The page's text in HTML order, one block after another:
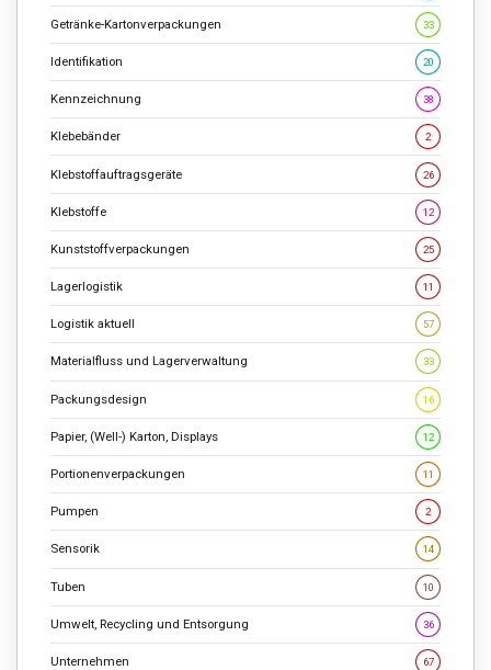
Getränke-Kartonverpackungen 33
Identifikation 20
Kennzeichnung 38
Klebebänder 2
Klebstoffauftragsgeräte 26
Klebstoffe 12
Kunststoffverpackungen 25
Lagerlogistik 11
Logistik aktuell 57
Materialfluss und Lagerverwaltung 33
Packungsdesign 16
Papier, (Well-) Karton, Displays 12
Portionenverpackungen 11
Pumpen 2
Sensorik 14
Tuben 10
Umwelt, Recycling und Entsorgung 36
Unternehmen 67